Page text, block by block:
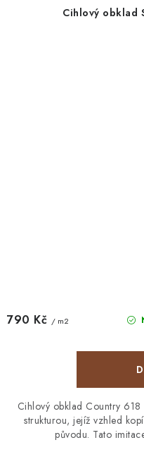
Cihlový obklad
790 Kč / m2
Cihlový obklad Country
strukturou, jejíž vzhled
původu. Tato